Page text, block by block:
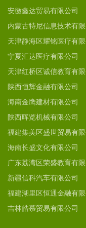
安徽鑫达贸易有限公司
内蒙古特尼信息技术有限
天津静海区耀铭医疗有限
宁夏汇达医疗有限公司
天津红桥区诚信教育有限
陕西恒辉金融有限公司
海南金鹰建材有限公司
陕西晖览机械有限公司
福建集美区盛世贸易有限
海南长盛文化有限公司
广东荔湾区荣盛教育有限
新疆信科汽车有限公司
福建湖里区恒通金融有限
吉林皓慕贸易有限公司